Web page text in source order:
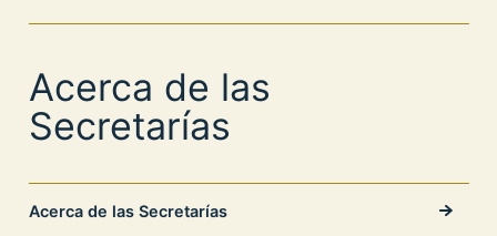
Acerca de las
Secretarías
Acerca de las Secretarías